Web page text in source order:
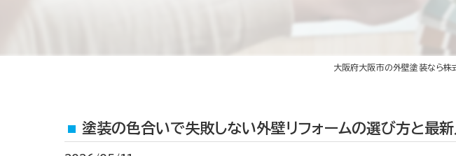
大阪府大阪市の外壁塗装なら
塗装の色合いで失敗しない外壁リフォームの選び方と最